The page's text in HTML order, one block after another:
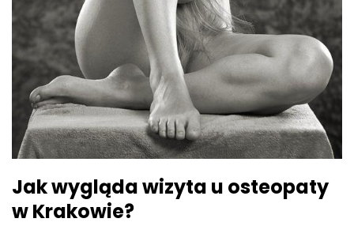
Jak wygląda wizyta u osteopaty
w Krakowie?